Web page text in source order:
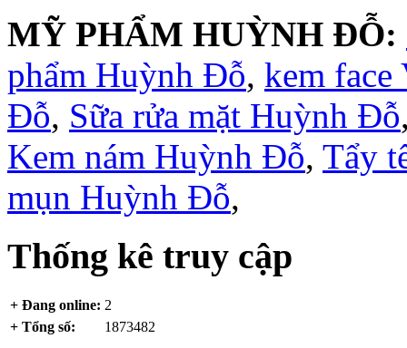
MỸ PHẨM HUỲNH ĐỖ:
phẩm Huỳnh Đỗ, kem
Đỗ, Sữa rửa mặt Huỳnh Đỗ
Kem nám Huỳnh Đỗ, Tẩy
mụn Huỳnh Đỗ,
Thống kê truy cập
+ Đang online: 2
+ Tổng số:
1873482